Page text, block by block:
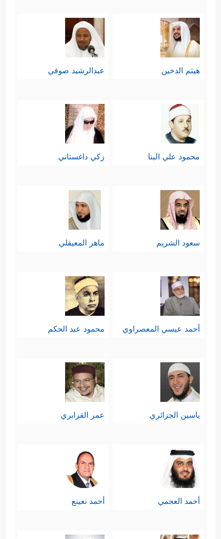
هيثم الدخين عبدالرشيد صوفي
محمود علي البنا زكي داغستاني
سعود الشريم ماهر المعيقلي
أحمد عيسي المعصراوي محمود عبد الحكم
ياسين الجزائري عمر القزابري
أحمد العجمي أحمد نعينع